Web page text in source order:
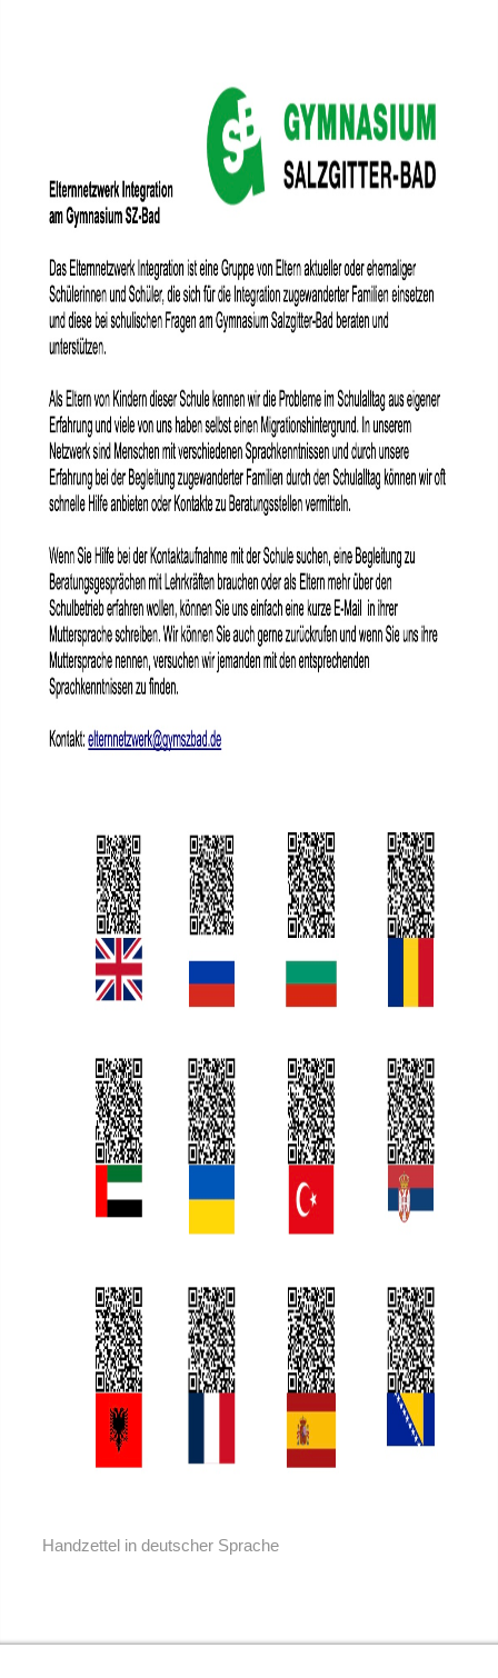
Planspiel Sucht
Sicherheitstraining
Medientage
Schülermediator*innen-AG
Bericht 2012
Bericht 2024
Bericht 2025
Bericht 2026
Model United Nations
Ski - AG
Theater
Schulmediator*innen-AG
Schulgarten-AG
Fahrrad-AG
Musik AGs
Schulsanitätsdienst
Cafeteria
Schulbibliothek
Handzettel in deutscher Sprache